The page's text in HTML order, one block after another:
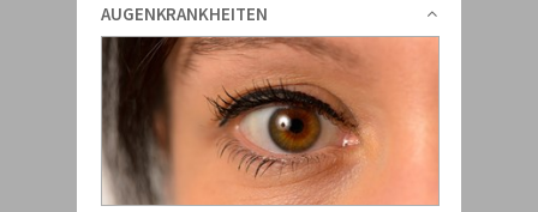
AUGENKRANKHEITEN